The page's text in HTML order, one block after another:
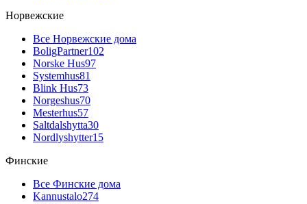
Норвежские
Все Норвежские дома
BoligPartner102
Norske Hus97
Systemhus81
Blink Hus73
Norgeshus70
Mesterhus57
Saltdalshytta30
Nordlyshytter15
Финские
Все Финские дома
Kannustalo274